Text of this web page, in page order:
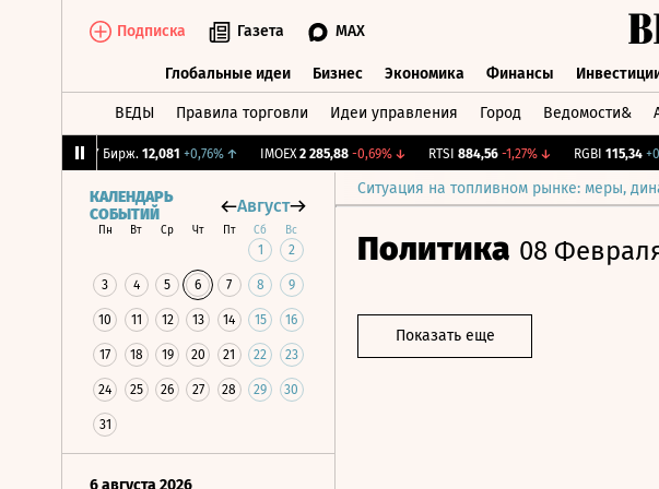
Подписка Газета MAX
Глобальные идеи Бизнес Экономика Финансы
ВЕДЫ Правила торговли Идеи управления Город Ведомости&
CNY Бирж. 12,081 +0,76%↑ IMOEX 2 285,88 -0,69%↓ RTSI 884,56 -1,27%↓ RGBI 115,34
Ситуация на топливном рынке: меры,
КАЛЕНДАРЬ
СОБЫТИЙ
Август
Пн Вт Ср Чт Пт Сб Вс
1 2
3 4 5 6 7 8 9
10 11 12 13 14 15 16
17 18 19 20 21 22 23
24 25 26 27 28 29 30
31
6 августа 2026
Политика 08
Показать еще